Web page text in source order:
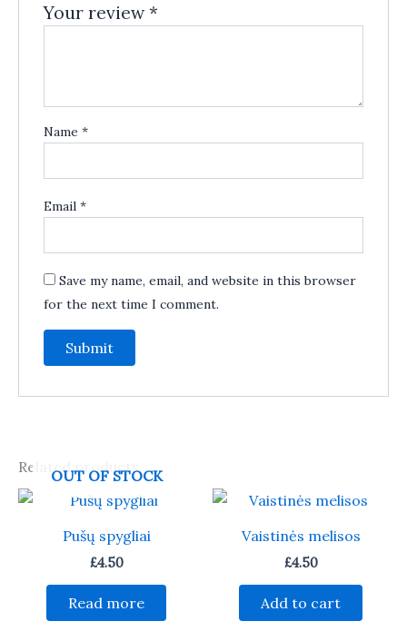
Your review*
Name *
Email *
Save my name, email, and website in this browser
for the next time I comment.
Related products
OUT OF STOCK
Pušų spygliai
£4.50
Read more
Vaistinės melisos
£4.50
Add to cart